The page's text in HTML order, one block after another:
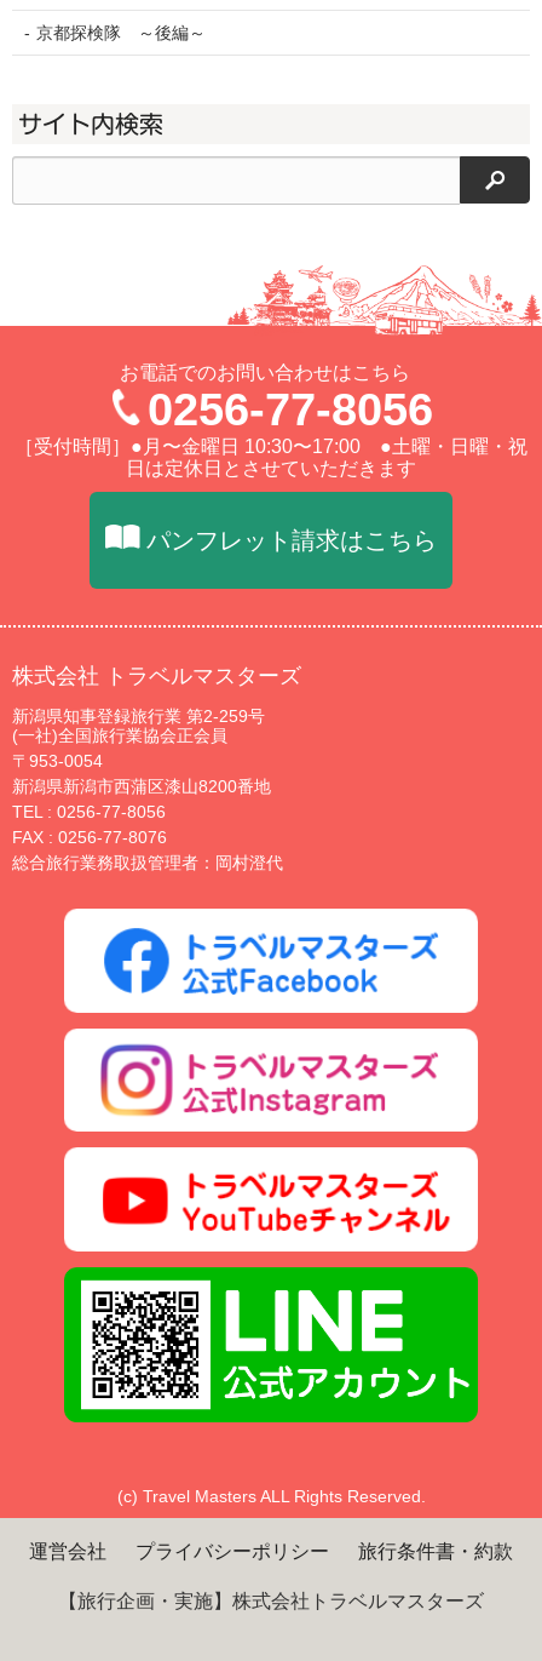
京都探検隊 ～後編～
サイト内検索
検索
お電話でのお問い合わせはこちら
0256-77-8056
［受付時間］●月〜金曜日 10:30〜17:00 ●土曜・日曜・祝
日は定休日とさせていただきます
パンフレット請求はこちら
株式会社 トラベルマスターズ
新潟県知事登録旅行業 第2-259号
(一社)全国旅行業協会正会員
〒953-0054
新潟県新潟市西蒲区漆山8200番地
TEL : 0256-77-8056
FAX : 0256-77-8076
総合旅行業務取扱管理者：岡村澄代
(c) Travel Masters ALL Rights Reserved.
運営会社 プライバシーポリシー 旅行条件書・約款
【旅行企画・実施】株式会社トラベルマスターズ